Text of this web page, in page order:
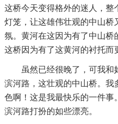
这桥今天变得格外的迷人，整
灯笼，让这雄伟壮观的中山桥
氛。黄河在这因为有了中山桥
这桥因为有了这黄河的衬托而
虽然已经很晚了，可我和
滨河路，这壮观的中山桥。我
色啊！这是我最快乐的一件事
滨河路打扮的如些漂亮。